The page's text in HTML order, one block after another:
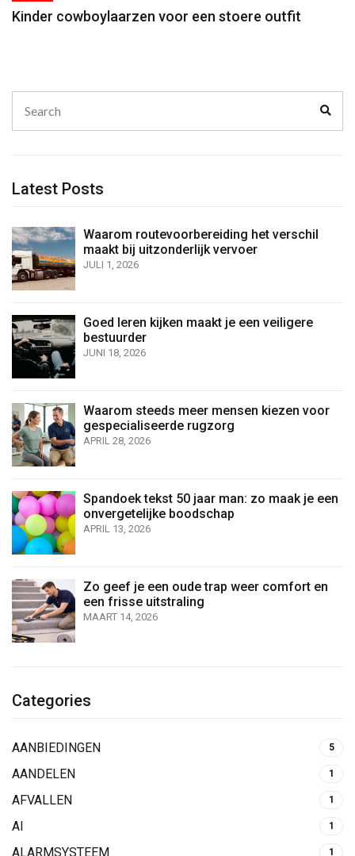
Kinder cowboylaarzen voor een stoere outfit
for:
Latest Posts
Waarom routevoorbereiding het verschil
maakt bij uitzonderlijk vervoer
JULI 1, 2026
Goed leren kijken maakt je een veiligere
bestuurder
JUNI 18, 2026
Waarom steeds meer mensen kiezen voor
gespecialiseerde rugzorg
APRIL 28, 2026
Spandoek tekst 50 jaar man: zo maak je een
onvergetelijke boodschap
APRIL 13, 2026
Zo geef je een oude trap weer comfort en
een frisse uitstraling
MAART 14, 2026
Categories
AANBIEDINGEN 5
AANDELEN 1
AFVALLEN 1
AI 1
ALARMSYSTEEM 1